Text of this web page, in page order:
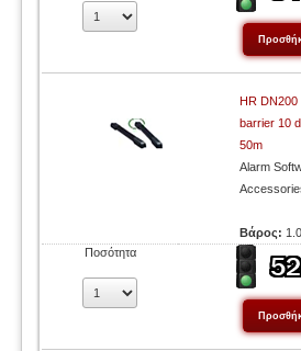
HR DN200
barrier 10
50m
Alarm
Βάρος:
Ποσότητα